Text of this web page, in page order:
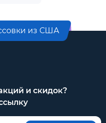
из США
и скидок?